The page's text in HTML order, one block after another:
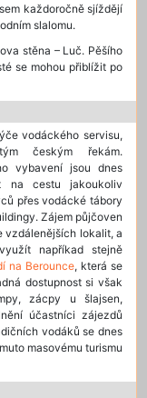
každoročně sjíždějí
slalomu.
stěna – Luč. Pěšího
se mohou přiblížit po
vodáckého servisu,
českým řekám.
vybavení jsou dnes
na cestu jakoukoliv
přes vodácké tábory
Zájem půjčoven
vzdálenějších lokalit, a
napříkad stejně
na Berounce, která se
dostupnost si však
zácpy u šlajsen,
účastníci zájezdů
vodáků se dnes
masovému turismu